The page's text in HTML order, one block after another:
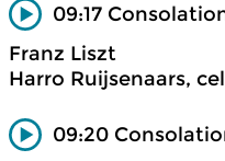
09:17
Franz Liszt
Harro Ruijsenaars,
09:20